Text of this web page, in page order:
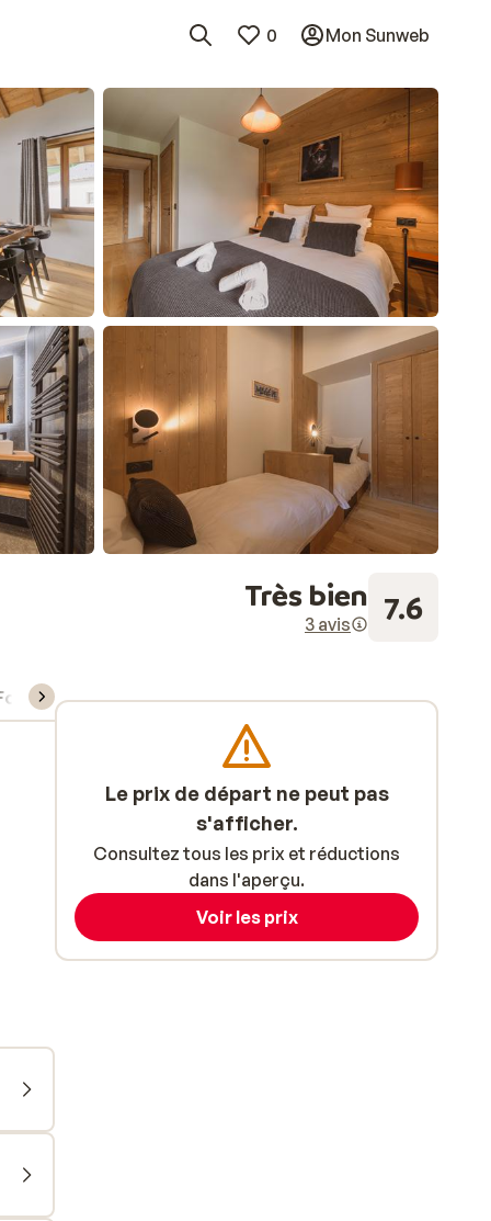
0 Mon Sunweb
Très bien
3 avis 7.6
cours et matériel de ski
Le prix de départ ne peut pas
s'afficher.
Consultez tous les prix et réductions
dans l'aperçu.
Voir les prix